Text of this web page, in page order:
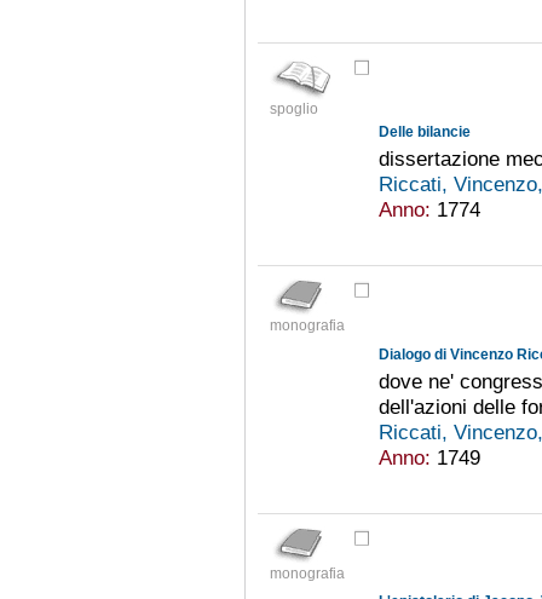
spoglio
Delle bilancie
dissertazione
Riccati,
Anno: 1774
monografia
Dialogo di Vincenzo
dove ne'
dell'azioni delle
Riccati,
Anno: 1749
monografia